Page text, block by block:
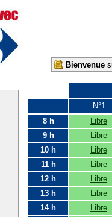
Bienvenue
N°1
8 h
Libre
9 h
Libre
10 h
Libre
11 h
Libre
12 h
Libre
13 h
Libre
14 h
Libre